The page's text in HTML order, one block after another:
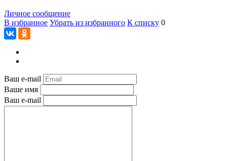
Личное сообщение
В избранное Убрать из избранного К списку 0
Ваш e-mail
Ваше имя
Ваш e-mail